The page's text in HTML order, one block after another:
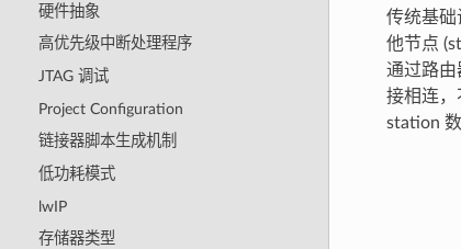
硬件抽象
高优先级中断处理程序
JTAG 调试
Project Configuration
链接器脚本生成机制
低功耗模式
lwIP
存储器类型
传统基础
他节点
通过路由
接相连，
station